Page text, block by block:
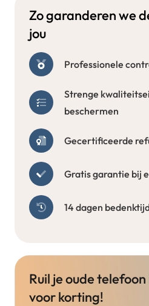
Zo garanderen we
jou
Professionele
Strenge
beschermen
Gecertificeerde
Gratis garantie bij
14 dagen
Ruil je oude telefoon
voor korting!